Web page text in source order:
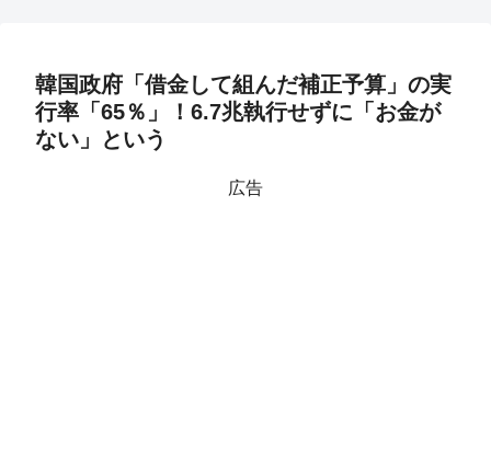
韓国政府「借金して組んだ補正予算」の実
行率「65％」！6.7兆執行せずに「お金が
ない」という
広告